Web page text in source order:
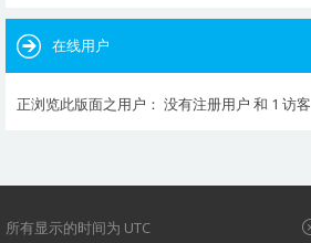
在线用户
正浏览此版面之用户： 没有注册用户 和 1 访客
所有显示的时间为 UTC